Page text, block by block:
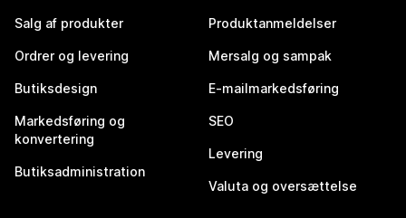
Salg af produkter
Ordrer og levering
Butiksdesign
Markedsføring og
konvertering
Butiksadministration
Produktanmeldelser
Mersalg og sampak
E-mailmarkedsføring
SEO
Levering
Valuta og oversættelse